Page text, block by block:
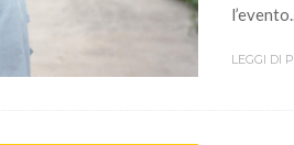
LEGGI DI